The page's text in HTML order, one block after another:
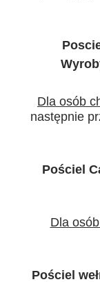
Dla osób
następnie
Pościel
Dla
Pościel